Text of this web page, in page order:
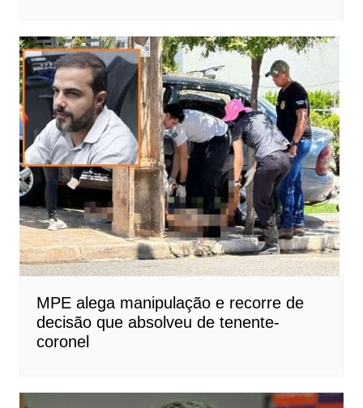
MPE alega manipulação e recorre de
decisão que absolveu de tenente-
coronel